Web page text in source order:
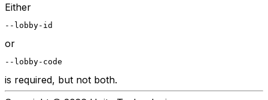
Either
--lobby-id
or
--lobby-code
is required, but not both.